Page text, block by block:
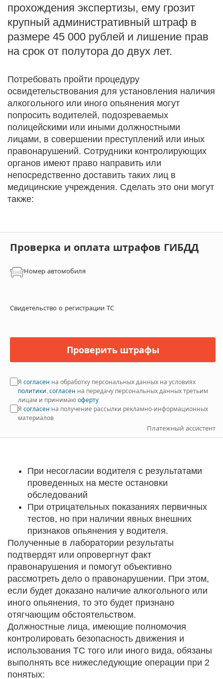
прохождения экспертизы, ему грозит
крупный административный штраф в
размере 45 000 рублей и лишение прав
на срок от полутора до двух лет.
Потребовать пройти процедуру
освидетельствования для установления наличия
алкогольного или иного опьянения могут
попросить водителей, подозреваемых
полицейскими или иными должностными
лицами, в совершении преступлений или иных
правонарушений. Сотрудники контролирующих
органов имеют право направить или
непосредственно доставить таких лиц в
медицинские учреждения. Сделать это они могут
также:
Проверка и оплата штрафов ГИБДД
Номер автомобиля
Свидетельство о регистрации ТС
Проверить штрафы
Я согласен на обработку персональных данных на условиях
политики, согласен на передачу персональных данных третьим
лицам и принимаюоферту
Я согласен на получение рассылки рекламно-информационных
материалов
Платежный ассистент
При несогласии водителя с результатами
проведенных на месте остановки
обследований
При отрицательных показаниях первичных
тестов, но при наличии явных внешних
признаков опьянения у водителя.
Полученные в лаборатории результаты
подтвердят или опровергнут факт
правонарушения и помогут объективно
рассмотреть дело о правонарушении. При этом,
если будет доказано наличие алкогольного или
иного опьянения, то это будет признано
отягчающим обстоятельством.
Должностные лица, имеющие полномочия
контролировать безопасность движения и
использования ТС того или иного вида, обязаны
выполнять все нижеследующие операции при 2
понятых: